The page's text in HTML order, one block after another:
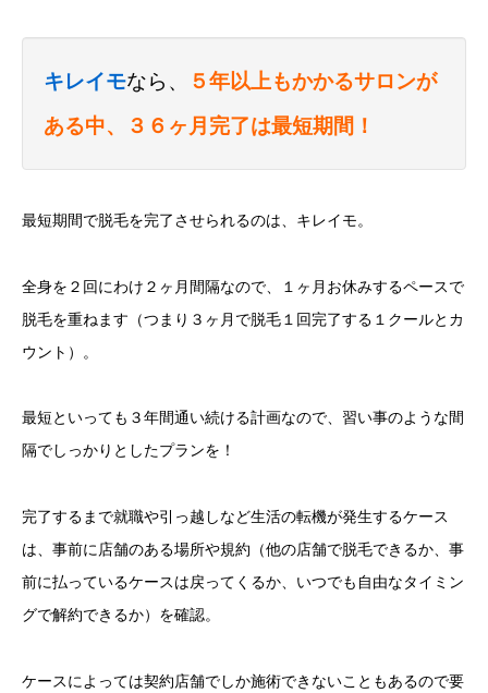
キレイモなら、
５年以上もかかるサロンが
ある中、３６ヶ月完了は最短期間！
最短期間で脱毛を完了させられるのは、キレイモ。
全身を２回にわけ２ヶ月間隔なので、１ヶ月お休みするペースで
脱毛を重ねます（つまり３ヶ月で脱毛１回完了する１クールとカ
ウント）。
最短といっても３年間通い続ける計画なので、習い事のような間
隔でしっかりとしたプランを！
完了するまで就職や引っ越しなど生活の転機が発生するケース
は、事前に店舗のある場所や規約（他の店舗で脱毛できるか、事
前に払っているケースは戻ってくるか、いつでも自由なタイミン
グで解約できるか）を確認。
ケースによっては契約店舗でしか施術できないこともあるので要